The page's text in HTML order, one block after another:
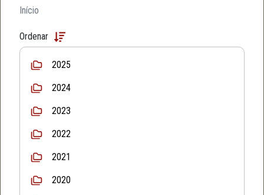
Início
Ordenar
2025
2024
2023
2022
2021
2020